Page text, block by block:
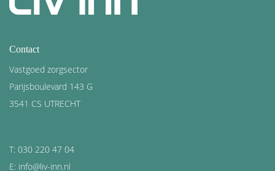
Contact
Vastgoed zorgsector
Parijsboulevard 143 G
3541 CS UTRECHT
T: 030 220 47 04
E: info@liv-inn.nl